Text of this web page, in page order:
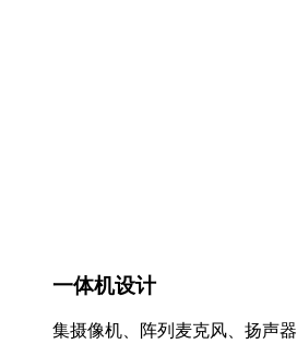
一体机设计
集摄像机、阵列麦克风、扬声